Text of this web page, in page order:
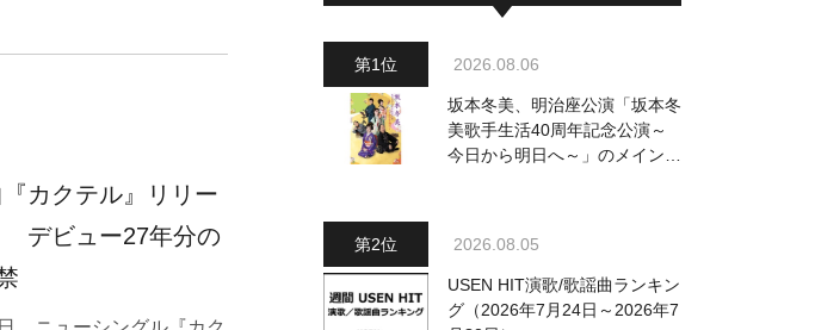
カクテル』リリー
デビュー27年分の
2026.08.06
坂本冬美、明治座公演「坂本冬
美歌手生活40周年記念公演～
今日から明日へ～」のメインビ
2026.08.05
USEN HIT演歌/歌謡曲ランキン
グ（2026年7月24日～2026年7